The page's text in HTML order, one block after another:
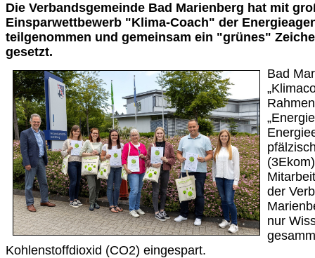
Die Verbandsgemeinde Bad Marienberg hat mit
Einsparwettbewerb "Klima-Coach" der
teilgenommen und gemeinsam ein "grünes"
gesetzt.
Bad
der
nur
Kohlenstoffdioxid (CO2) eingespart.